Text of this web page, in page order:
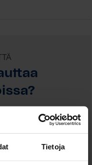
Tietoja
otan yhteyttä